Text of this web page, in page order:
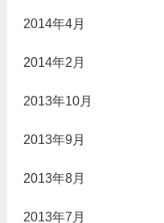
2014年4月
2014年2月
2013年10月
2013年9月
2013年8月
2013年7月